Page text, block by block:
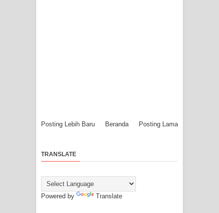
Posting Lebih Baru Posting Lama
Beranda
TRANSLATE
Powered by Translate